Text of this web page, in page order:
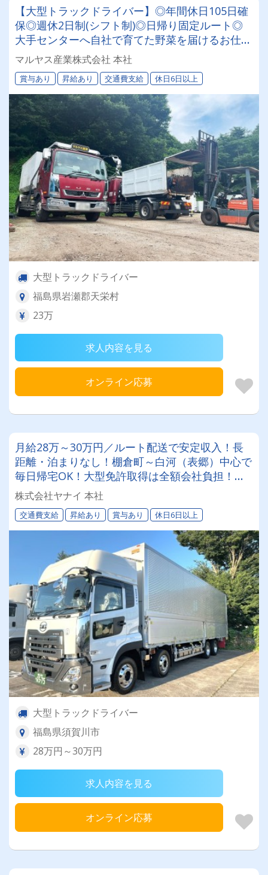
【大型トラックドライバー】◎年間休日105日確
保◎週休2日制(シフト制)◎日帰り固定ルート◎
大手センターへ自社で育てた野菜を届けるお仕
事！☆堆肥づくり、収穫体験作業もあります☆
マルヤス産業株式会社 本社
賞与あり 昇給あり 交通費支給 休日6日以上
大型トラックドライバー
福島県岩瀬郡天栄村
23万
求人内容を見る
オンライン応募
月給28万～30万円／ルート配送で安定収入！長
距離・泊まりなし！棚倉町～白河（表郷）中心で
毎日帰宅OK！大型免許取得は全額会社負担！未
経験でも1～2ヶ月で独り立ち目安
株式会社ヤナイ 本社
交通費支給 昇給あり 賞与あり 休日6日以上
大型トラックドライバー
福島県須賀川市
28万円～30万円
求人内容を見る
オンライン応募